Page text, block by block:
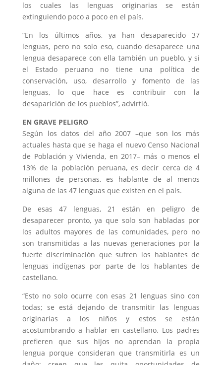
los cuales las lenguas originarias se están
extinguiendo poco a poco en el país.
“En los últimos años, ya han desaparecido 37
lenguas, pero no solo eso, cuando desaparece una
lengua desaparece con ella también un pueblo, y si
el Estado peruano no tiene una política de
conservación, uso, desarrollo y fomento de las
lenguas, lo que hace es contribuir con la
desaparición de los pueblos”, advirtió.
EN GRAVE PELIGRO
Según los datos del año 2007 –que son los más
actuales hasta que se haga el nuevo Censo Nacional
de Población y Vivienda, en 2017– más o menos el
13% de la población peruana, es decir cerca de 4
millones de personas, es hablante de al menos
alguna de las 47 lenguas que existen en el país.
De esas 47 lenguas, 21 están en peligro de
desaparecer pronto, ya que solo son habladas por
los adultos mayores de las comunidades, pero no
son transmitidas a las nuevas generaciones por la
fuerte discriminación que sufren los hablantes de
lenguas indígenas por parte de los hablantes de
castellano.
“Esto no solo ocurre con esas 21 lenguas sino con
todas; se está dejando de transmitir las lenguas
originarias a los niños y estos se están
acostumbrando a hablar en castellano. Los padres
prefieren que sus hijos no aprendan la propia
lengua porque consideran que transmitirla es un